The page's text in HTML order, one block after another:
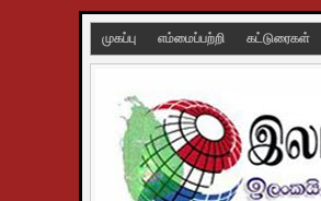
முகப்பு எம்மைப்பற்றி கட்டுரைகள்